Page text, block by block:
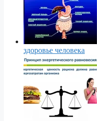
здоровье человека